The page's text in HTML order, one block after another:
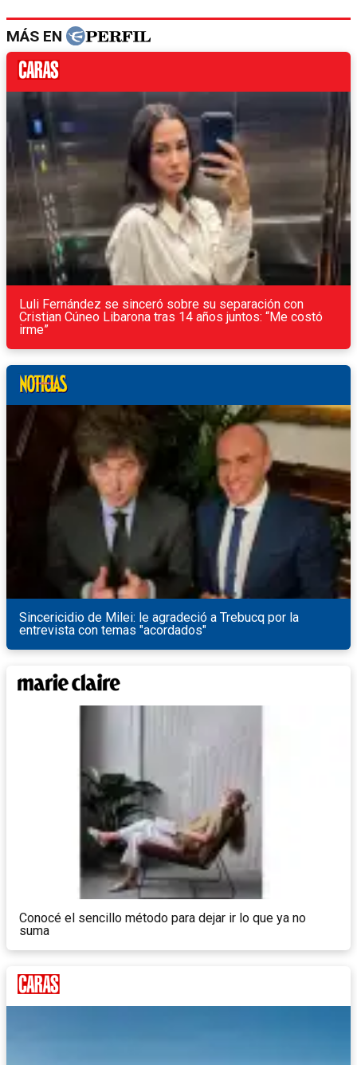
MÁS EN
Luli Fernández se sinceró sobre su separación con
Cristian Cúneo Libarona tras 14 años juntos: “Me costó
irme”
Sincericidio de Milei: le agradeció a Trebucq por la
entrevista con temas "acordados"
Conocé el sencillo método para dejar ir lo que ya no
suma